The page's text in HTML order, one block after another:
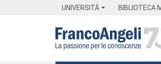
UNIVERSITÀ BIBLIOTECA
Menu